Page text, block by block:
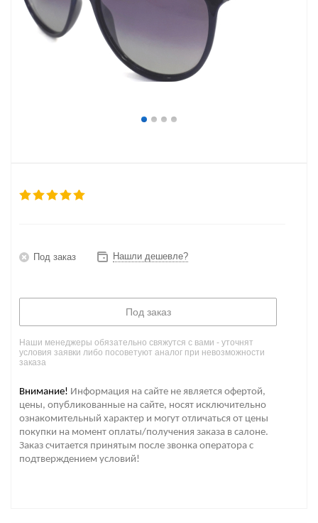
Под заказ Нашли дешевле?
Под заказ
Наши менеджеры обязательно свяжутся с вами - уточнят
условия заявки либо посоветуют аналог при невозможности
заказа
Внимание! Информация на сайте не является офертой,
цены, опубликованные на сайте, носят исключительно
ознакомительный характер и могут отличаться от цены
покупки на момент оплаты/получения заказа в салоне.
Заказ считается принятым после звонка оператора с
подтверждением условий!